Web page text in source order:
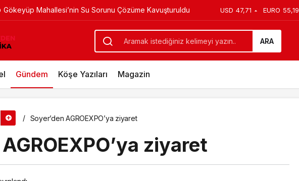
Bornova’ya 7 dönümlük cennet bahçesi USD 47,71 EURO 55,19
ARA
Gündem Köşe Yazıları Magazin
Soyer’den AGROEXPO’ya ziyaret
ziyaret
yol yapım çalışmalarına tüm hızıyla devam ediyor.